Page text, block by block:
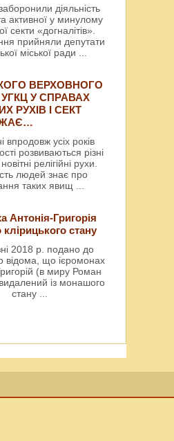
діяльність
активної у минулому
секти «догналітів».
прийняли депутати
міської ради ...
ВЕРХОВНОГО
У СПРАВАХ
РУХІВ І СЕКТ
впродовж усіх років
розвиваються різні
релігійні рухи.
людей знає про
таких явищ ...
Антонія-Григорія
стану
2018 р. подано до
відома, що ієромонах
(в миру Роман
із монашого
стану ...